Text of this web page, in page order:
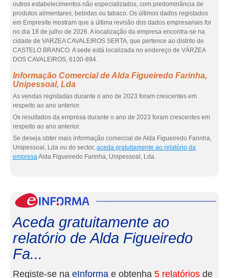
outros estabelecimentos não especializados, com predominância de
produtos alimentares, bebidas ou tabaco. Os últimos dados registados
em Empresite mostram que a última revisão dos dados empresariais foi
no dia 18 de julho de 2026. A localização da empresa encontra-se na
cidade de VARZEA CAVALEIROS SERTA, que pertence ao distrito de
CASTELO BRANCO. A sede está localizada no endereço de VÁRZEA
DOS CAVALEIROS, 6100-894.
Informação Comercial de Alda Figueiredo Farinha,
Unipessoal, Lda
As vendas registadas durante o ano de 2023 foram crescentes em
respeito ao ano anterior.
Os resultados da empresa durante o ano de 2023 foram crescentes em
respeito ao ano anterior.
Se deseja obter mais informação comercial de Alda Figueiredo Farinha,
Unipessoal, Lda ou do sector, aceda gratuitamente ao relatório da
empresaAlda Figueiredo Farinha, Unipessoal, Lda.
Aceda gratuitamente ao
relatório de Alda Figueiredo
Fa...
Registe-se na eInforma e obtenha 5 relatórios de